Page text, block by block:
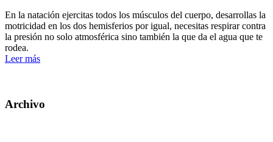
En la natación ejercitas todos los músculos del cuerpo, desarrollas la
motricidad en los dos hemisferios por igual, necesitas respirar contra
la presión no solo atmosférica sino también la que da el agua que te
rodea.
Leer más
Archivo